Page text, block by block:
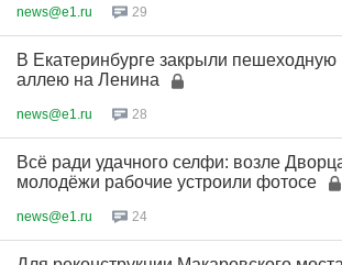
news@e1.ru 29
В Екатеринбурге закрыли пешеходную
аллею на Ленина
news@e1.ru 28
Всё ради удачного селфи: возле
молодёжи рабочие устроили фотосе
news@e1.ru 24